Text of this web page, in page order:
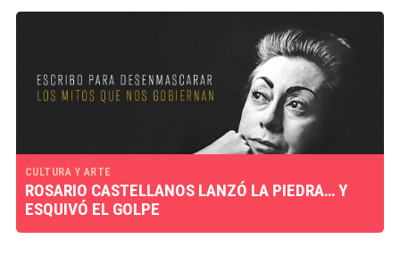
CULTURA Y ARTE
ROSARIO CASTELLANOS LANZÓ LA PIEDRA… Y
ESQUIVÓ EL GOLPE